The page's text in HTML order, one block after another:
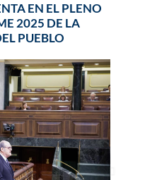
EN EL PLENO
2025 DE LA
PUEBLO